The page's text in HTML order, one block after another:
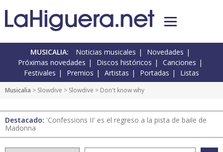
MUSICALIA: Noticias musicales
Novedades
Próximas novedades
Discos históricos
Canciones
Festivales
Premios Artistas Portadas Listas
Musicalia > Slowdive > Slowdive > Don't know why
Destacado: 'Confessions II' es el regreso a la pista de baile de
Madonna